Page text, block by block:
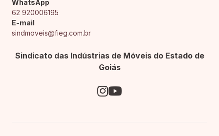
WhatsApp
62 920006195
E-mail
sindmoveis@fieg.com.br
Sindicato das Indústrias de Móveis do Estado de
Goiás